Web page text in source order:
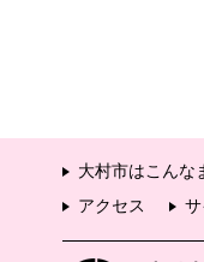
大村市はこんな
アクセス